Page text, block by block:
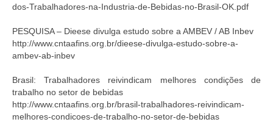
dos-Trabalhadores-na-Industria-de-Bebidas-no-Brasil-OK.pdf
PESQUISA – Dieese divulga estudo sobre a AMBEV / AB Inbev
http://www.cntaafins.org.br/dieese-divulga-estudo-sobre-a-
ambev-ab-inbev
Brasil: Trabalhadores reivindicam melhores condições de
trabalho no setor de bebidas
http://www.cntaafins.org.br/brasil-trabalhadores-reivindicam-
melhores-condicoes-de-trabalho-no-setor-de-bebidas